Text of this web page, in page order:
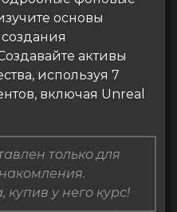
основы
активы
используя 7
включая Unreal
только для
у него курс!